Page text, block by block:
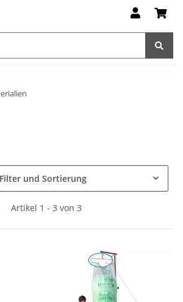
Filter und Sortierung
Artikel 1 - 3 von 3